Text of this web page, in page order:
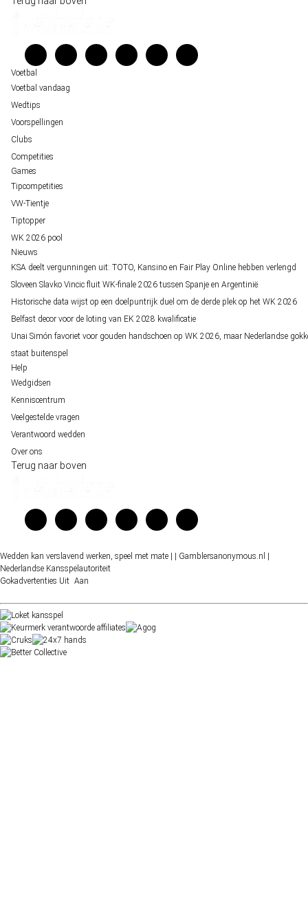
Belfast decor voor de loting van EK 2028 kwalificatie
Verantwoord wedden
Over ons
Voetbal
Voetbal vandaag
Wedtips
Voorspellingen
Clubs
Competities
Games
Tipcompetities
VW-Tientje
Tiptopper
WK 2026 pool
Nieuws
KSA deelt vergunningen uit: TOTO, Kansino en Fair Play Online hebben verlengd
Sloveen Slavko Vincic fluit WK-finale 2026 tussen Spanje en Argentinië
Historische data wijst op een doelpuntrijk duel om de derde plek op het WK 2026
Belfast decor voor de loting van EK 2028 kwalificatie
Unai Simón favoriet voor gouden handschoen op WK 2026, maar Nederlandse
staat buitenspel
Help
Wedgidsen
Kenniscentrum
Veelgestelde vragen
Verantwoord wedden
Over ons
Terug naar boven
Wedden kan verslavend werken, speel met mate | | Gamblersanonymous.nl
Nederlandse Kansspelautoriteit
Gokadvertenties Uit Aan